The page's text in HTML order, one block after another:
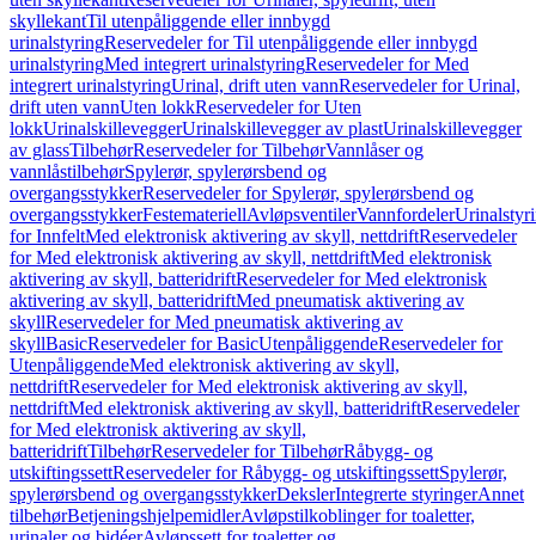
skyllekantTil utenpåliggende eller innbygd
urinalstyringReservedeler for Til utenpåliggende eller innbygd
urinalstyringMed integrert urinalstyringReservedeler for Med
integrert urinalstyringUrinal, drift uten vannReservedeler for Urinal,
drift uten vannUten lokkReservedeler for Uten
lokkUrinalskilleveggerUrinalskillevegger av plastUrinalskillevegger
av glassTilbehørReservedeler for TilbehørVannlåser og
vannlåstilbehørSpylerør, spylerørsbend og
overgangsstykkerReservedeler for Spylerør, spylerørsbend og
overgangsstykkerFestemateriellAvløpsventilerVannfordeler
for InnfeltMed elektronisk aktivering av skyll, nettdriftReservedeler
for Med elektronisk aktivering av skyll, nettdriftMed elektronisk
aktivering av skyll, batteridriftReservedeler for Med elektronisk
aktivering av skyll, batteridriftMed pneumatisk aktivering av
skyllReservedeler for Med pneumatisk aktivering av
skyllBasicReservedeler for BasicUtenpåliggendeReservedeler for
UtenpåliggendeMed elektronisk aktivering av skyll,
nettdriftReservedeler for Med elektronisk aktivering av skyll,
nettdriftMed elektronisk aktivering av skyll, batteridriftReservedeler
for Med elektronisk aktivering av skyll,
batteridriftTilbehørReservedeler for TilbehørRåbygg- og
utskiftingssettReservedeler for Råbygg- og utskiftingssettSpylerør,
spylerørsbend og overgangsstykkerDekslerIntegrerte styringerAnnet
tilbehørBetjeningshjelpemidlerAvløpstilkoblinger for toaletter,